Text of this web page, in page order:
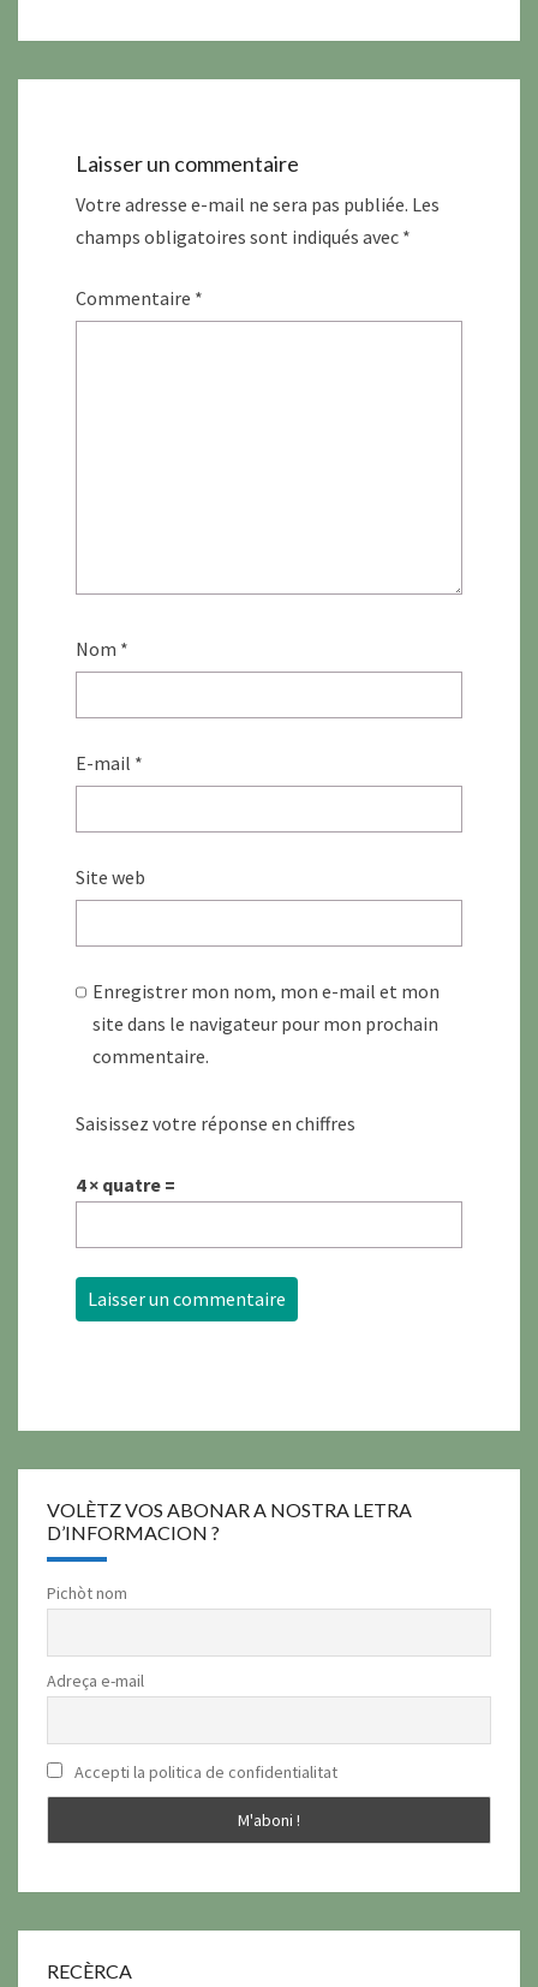
Laisser un commentaire
Votre adresse e-mail ne sera pas publiée. Les
champs obligatoires sont indiqués avec *
Commentaire *
Nom *
E-mail *
Site web
Enregistrer mon nom, mon e-mail et mon
site dans le navigateur pour mon prochain
commentaire.
Saisissez votre réponse en chiffres
4 × quatre =
VOLÈTZ VOS ABONAR A NOSTRA LETRA
D’INFORMACION ?
Pichòt nom
Adreça e-mail
Accepti la politica de confidentialitat
RECÈRCA